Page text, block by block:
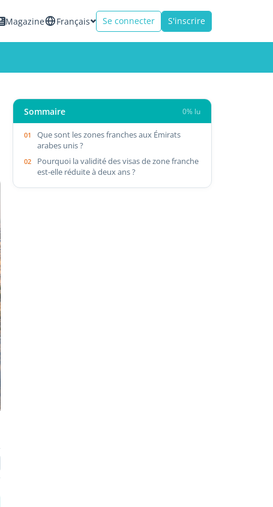
Magazine Français Se connecter S'inscrire
Sommaire 0% lu
Que sont les zones franches aux Émirats
arabes unis ?
Pourquoi la validité des visas de zone franche
est-elle réduite à deux ans ?